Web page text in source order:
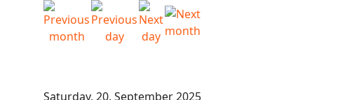
Saturday, 20. September 2025